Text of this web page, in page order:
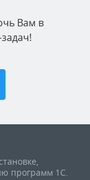
Вам в
программ 1С.